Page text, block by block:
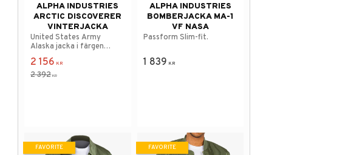
ALPHA INDUSTRIES
ARCTIC DISCOVERER
VINTERJACKA
United States Army
Alaska jacka i färgen
Stratos.
2 156 KR
2 392KR
ALPHA INDUSTRIES
BOMBERJACKA MA-1
VF NASA
Passform Slim-fit.
1 839 KR
FAVORITE FAVORITE